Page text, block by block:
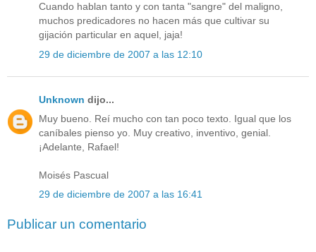
Cuando hablan tanto y con tanta "sangre" del maligno,
muchos predicadores no hacen más que cultivar su
gijación particular en aquel, jaja!
29 de diciembre de 2007 a las 12:10
Unknown dijo...
Muy bueno. Reí mucho con tan poco texto. Igual que los
caníbales pienso yo. Muy creativo, inventivo, genial.
¡Adelante, Rafael!
Moisés Pascual
29 de diciembre de 2007 a las 16:41
Publicar un comentario